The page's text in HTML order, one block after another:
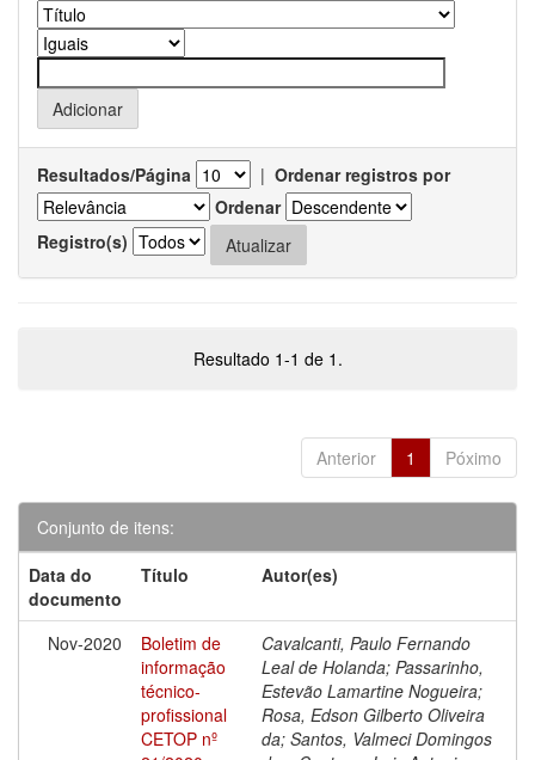
Resultados/Página | Ordenar registros por
Ordenar
Registro(s)
Resultado 1-1 de 1.
Anterior 1 Póximo
Conjunto de itens:
Data do
documento
Título Autor(es)
Nov-2020
Boletim de
informação
técnico-
profissional
CETOP nº
Cavalcanti, Paulo Fernando
Leal de Holanda; Passarinho,
Estevão Lamartine Nogueira;
Rosa, Edson Gilberto Oliveira
da; Santos, Valmeci Domingos